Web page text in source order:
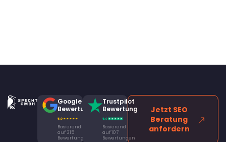
Google
Bewertung
Basierend
auf 315
Bewertungen
Trustpilot
Bewertung
Basierend
auf 107
Bewertungen
Jetzt SEO
Beratung
anfordern